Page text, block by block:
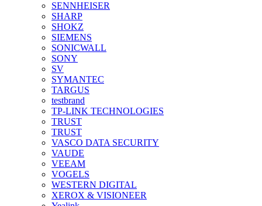
SENNHEISER
SHARP
SHOKZ
SIEMENS
SONICWALL
SONY
SV
SYMANTEC
TARGUS
testbrand
TP-LINK TECHNOLOGIES
TRUST
TRUST
VASCO DATA SECURITY
VAUDE
VEEAM
VOGELS
WESTERN DIGITAL
XEROX & VISIONEER